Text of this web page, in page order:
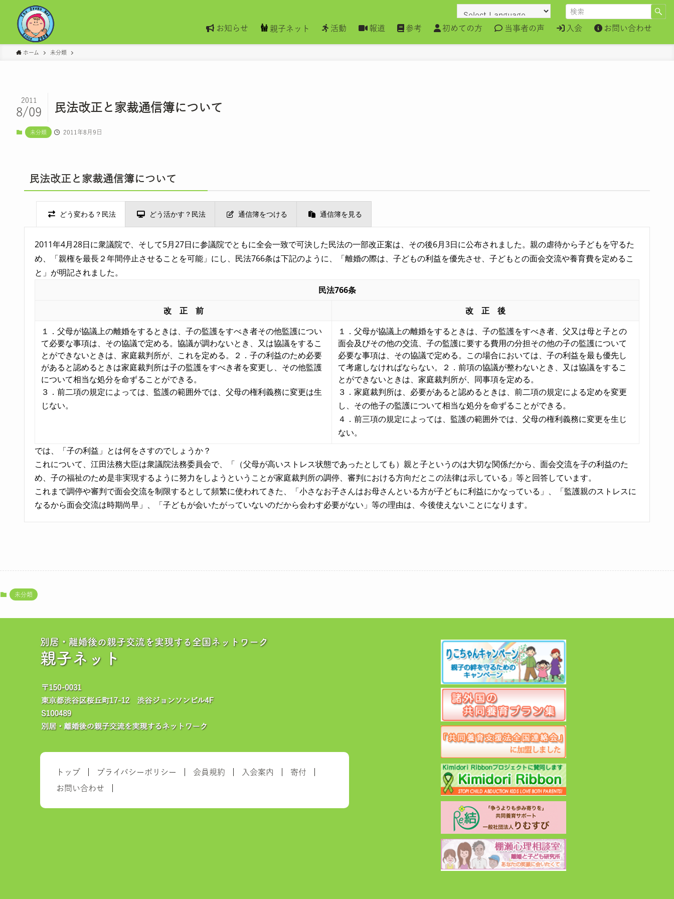
お知らせ 親子ネット 活動 報道 参考 初めての方 当事者の声 入会 お問い合わせ
ホーム 未分類
民法改正と家裁通信簿について
2011
8/09
未分類 2011年8月9日
民法改正と家裁通信簿について
どう変わる？民法 どう活かす？民法 通信簿をつける 通信簿を見る
2011年4月28日に衆議院で、そして5月27日に参議院でともに全会一致で可決した民法の一部改正案は、その後6月3日に公布されました。親の虐待から子どもを守るた
め、「親権を最長２年間停止させることを可能」にし、民法766条は下記のように、「離婚の際は、子どもの利益を優先させ、子どもとの面会交流や養育費を定めるこ
と」が明記されました。
民法766条
改 正 前
改 正 後
１．父母が協議上の離婚をするときは、子の監護をすべき者その他監護につい
て必要な事項は、その協議で定める。協議が調わないとき、又は協議をするこ
とができないときは、家庭裁判所が、これを定める。２．子の利益のため必要
があると認めるときは家庭裁判所は子の監護をすべき者を変更し、その他監護
について相当な処分を命ずることができる。
３．前二項の規定によっては、監護の範囲外では、父母の権利義務に変更は生
じない。
１．父母が協議上の離婚をするときは、子の監護をすべき者、父又は母と子との
面会及びその他の交流、子の監護に要する費用の分担その他の子の監護について
必要な事項は、その協議で定める。この場合においては、子の利益を最も優先し
て考慮しなければならない。２．前項の協議が整わないとき、又は協議をするこ
とができないときは、家庭裁判所が、同事項を定める。
３．家庭裁判所は、必要があると認めるときは、前二項の規定による定めを変更
し、その他子の監護について相当な処分を命ずることができる。
４．前三項の規定によっては、監護の範囲外では、父母の権利義務に変更を生じ
ない。
では、「子の利益」とは何をさすのでしょうか？
これについて、江田法務大臣は衆議院法務委員会で、「（父母が高いストレス状態であったとしても）親と子というのは大切な関係だから、面会交流を子の利益のた
め、子の福祉のため是非実現するように努力をしようということが家庭裁判所の調停、審判における方向だとこの法律は示している」等と回答しています。
これまで調停や審判で面会交流を制限するとして頻繁に使われてきた、「小さなお子さんはお母さんといる方が子どもに利益にかなっている」、「監護親のストレスに
なるから面会交流は時期尚早」、「子どもが会いたがっていないのだから会わす必要がない」等の理由は、今後使えないことになります。
未分類
別居・離婚後の親子交流を実現する全国ネットワーク
親子ネット
トップ プライバシーポリシー 会員規約 入会案内
寄付
お問い合わせ